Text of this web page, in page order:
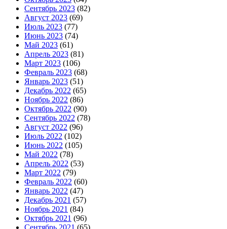
Сентябрь 2023 (82)
Август 2023 (69)
Июль 2023 (77)
Июнь 2023 (74)
Май 2023 (61)
Апрель 2023 (81)
Март 2023 (106)
Февраль 2023 (68)
Январь 2023 (51)
Декабрь 2022 (65)
Ноябрь 2022 (86)
Октябрь 2022 (90)
Сентябрь 2022 (78)
Август 2022 (96)
Июль 2022 (102)
Июнь 2022 (105)
Май 2022 (78)
Апрель 2022 (53)
Март 2022 (79)
Февраль 2022 (60)
Январь 2022 (47)
Декабрь 2021 (57)
Ноябрь 2021 (84)
Октябрь 2021 (96)